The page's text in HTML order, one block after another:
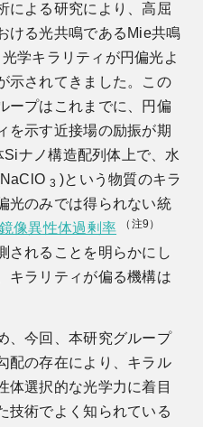
よる研究により、高屈
ける光共鳴であるMie共鳴
学キラリティが円偏光よ
示されてきました。この
ープはこれまでに、円偏
を示す近接場の励振が期
ナノ構造配列体上で、水
3 )という物質のキラ
光のみでは得られない統
像異性体過剰率 （注9）
されることを明らかにし
キラリティが偏る機構は
、今回、本研究グループ
配の存在により、キラル
体選択的な光学力に着目
技術でよく知られている